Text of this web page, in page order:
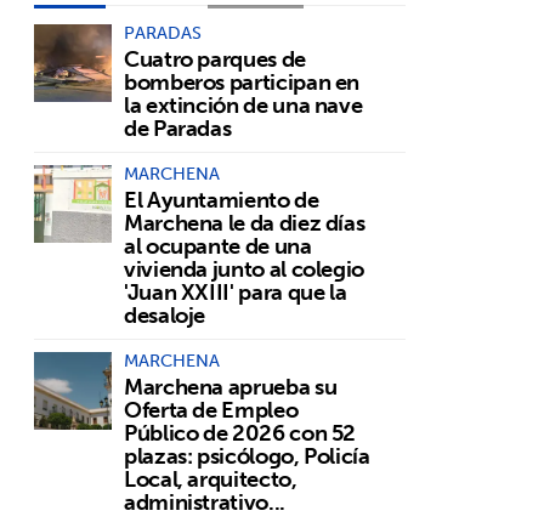
PARADAS
Cuatro parques de
bomberos participan en
la extinción de una nave
de Paradas
MARCHENA
El Ayuntamiento de
Marchena le da diez días
al ocupante de una
vivienda junto al colegio
'Juan XXIII' para que la
desaloje
MARCHENA
Marchena aprueba su
Oferta de Empleo
Público de 2026 con 52
plazas: psicólogo, Policía
Local, arquitecto,
administrativo...